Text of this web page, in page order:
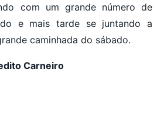
com um grande número de
e mais tarde se juntando a
caminhada do sábado.
Carneiro